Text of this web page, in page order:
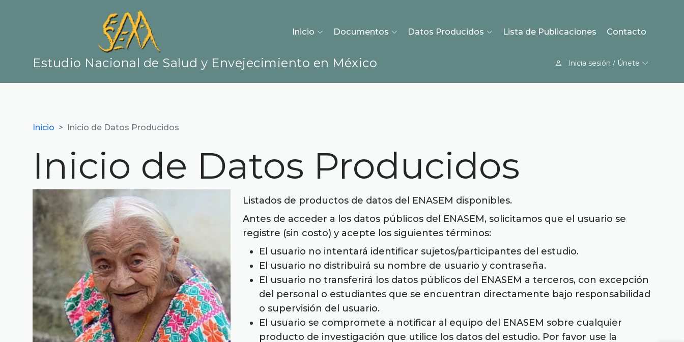
Inicio Documentos Datos Producidos Lista de Publicaciones Contacto
Estudio Nacional de Salud y Envejecimiento en México Inicia sesión / Únete
Inicio Inicio de Datos Producidos
Inicio de Datos Producidos
Listados de productos de datos del ENASEM disponibles.
Antes de acceder a los datos públicos del ENASEM, solicitamos que el usuario se
registre (sin costo) y acepte los siguientes términos:
El usuario no intentará identificar sujetos/participantes del estudio.
El usuario no distribuirá su nombre de usuario y contraseña.
El usuario no transferirá los datos públicos del ENASEM a terceros, con excepción
del personal o estudiantes que se encuentran directamente bajo responsabilidad
o supervisión del usuario.
El usuario se compromete a notificar al equipo del ENASEM sobre cualquier
producto de investigación que utilice los datos del estudio. Por favor use la